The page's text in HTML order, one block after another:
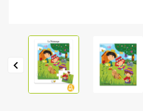
